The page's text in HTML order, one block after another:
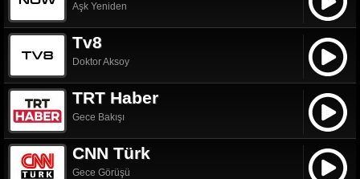
Aşk Yeniden
Tv8
Doktor Aksoy
TRT Haber
Gece Bakışı
CNN Türk
Gece Görüşü